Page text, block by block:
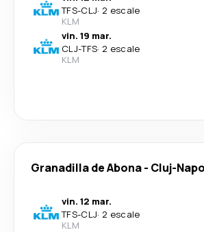
TFS-CLJ· 2 escale
KLM
vin. 19 mar.
CLJ-TFS· 2 escale
KLM
Granadilla de Abona- Cluj-
vin. 12 mar.
TFS-CLJ· 2 escale
KLM